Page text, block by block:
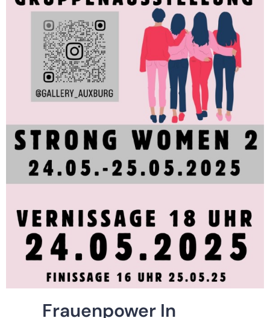
Frauenpower In